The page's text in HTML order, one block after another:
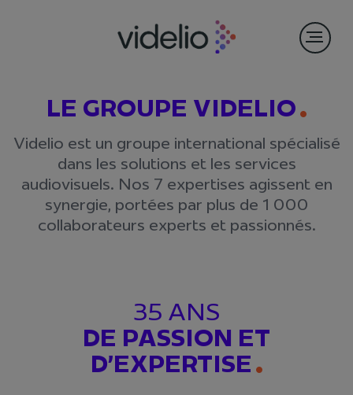
LE GROUPE VIDELIO
Videlio est un groupe international spécialisé
dans les solutions et les services
audiovisuels. Nos 7 expertises agissent en
synergie, portées par plus de 1 000
collaborateurs experts et passionnés.
35 ANS
DE PASSION ET
D’EXPERTISE